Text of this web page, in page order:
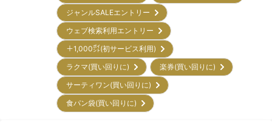
ジャンルSALEエントリー
ウェブ検索利用エントリー
＋1,000㌽(初サービス利用)
ラクマ(買い回りに)
楽券(買い回りに)
サーティワン(買い回りに)
食パン袋(買い回りに)